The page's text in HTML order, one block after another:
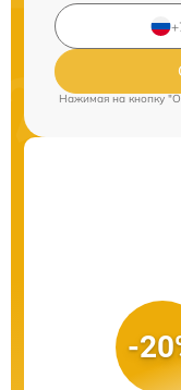
Нажимая на кнопку
-